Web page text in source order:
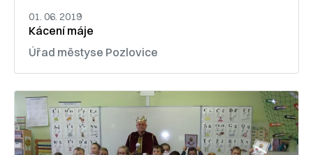
01. 06. 2019
Kácení máje
Úřad městyse Pozlovice